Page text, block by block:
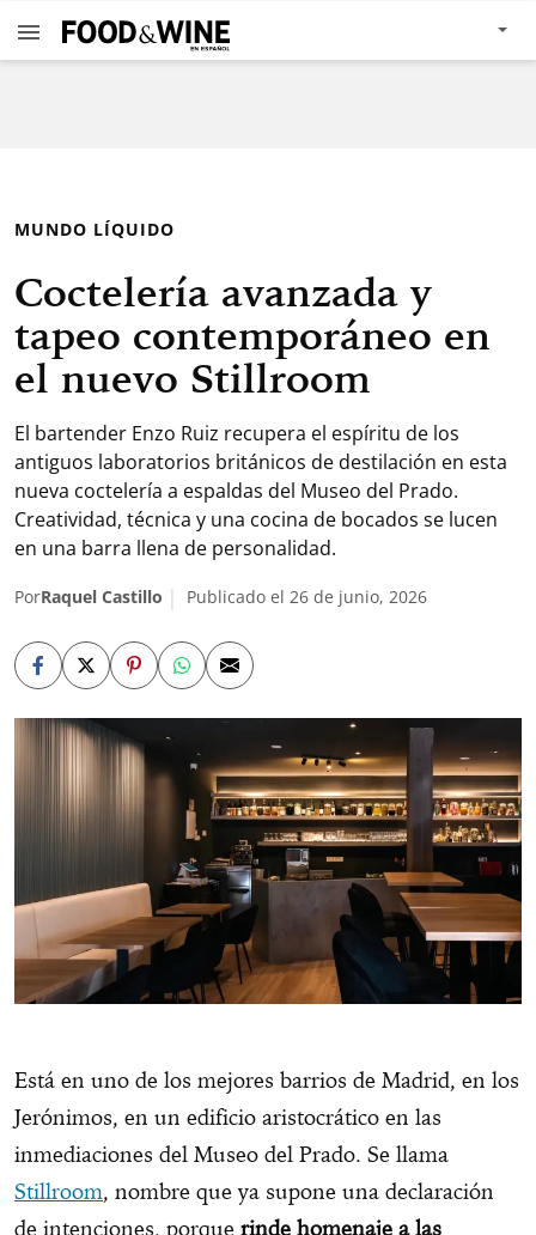
MUNDO LÍQUIDO
Coctelería avanzada y
tapeo contemporáneo en
el nuevo Stillroom
El bartender Enzo Ruiz recupera el espíritu de los
antiguos laboratorios británicos de destilación en esta
nueva coctelería a espaldas del Museo del Prado.
Creatividad, técnica y una cocina de bocados se lucen
en una barra llena de personalidad.
PorRaquel Castillo Publicado el 26 de junio, 2026
Está en uno de los mejores barrios de Madrid, en los
Jerónimos, en un edificio aristocrático en las
inmediaciones del Museo del Prado. Se llama
Stillroom, nombre que ya supone una declaración
de intenciones, porque rinde homenaje a las